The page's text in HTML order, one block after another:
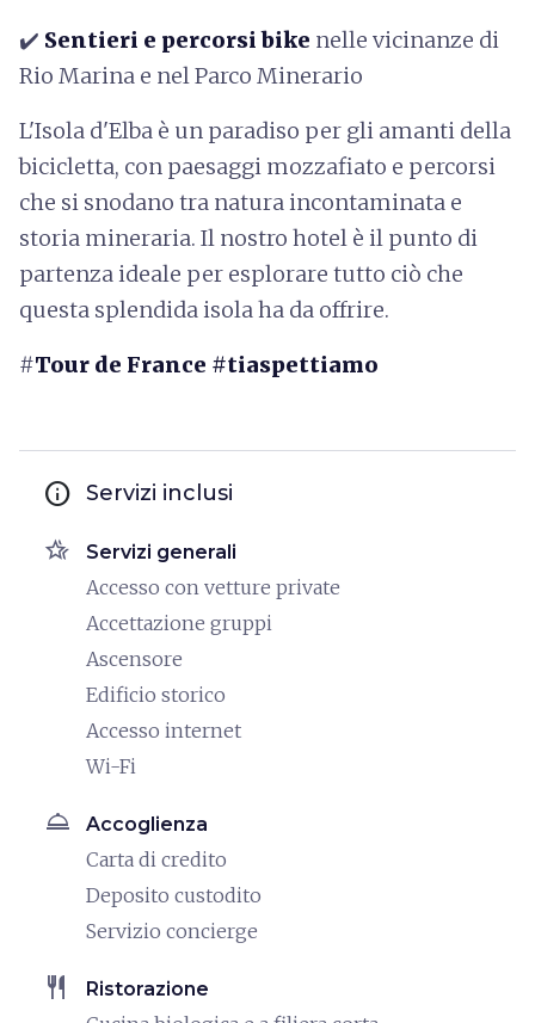
✔️ Sentieri e percorsi bike nelle vicinanze di
Rio Marina e nel Parco Minerario
L'Isola d'Elba è un paradiso per gli amanti della
bicicletta, con paesaggi mozzafiato e percorsi
che si snodano tra natura incontaminata e
storia mineraria. Il nostro hotel è il punto di
partenza ideale per esplorare tutto ciò che
questa splendida isola ha da offrire.
#Tour de France #tiaspettiamo
info Servizi inclusi
hotel_class Servizi generali
Accesso con vetture private
Accettazione gruppi
Ascensore
Edificio storico
Accesso internet
Wi-Fi
room_service Accoglienza
Carta di credito
Deposito custodito
Servizio concierge
restaurant Ristorazione